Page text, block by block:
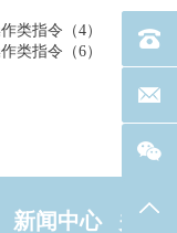
类指令（4）
类指令（6）
新闻中心
关
电话
联系
返回